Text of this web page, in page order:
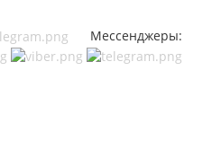
Мессенджеры: